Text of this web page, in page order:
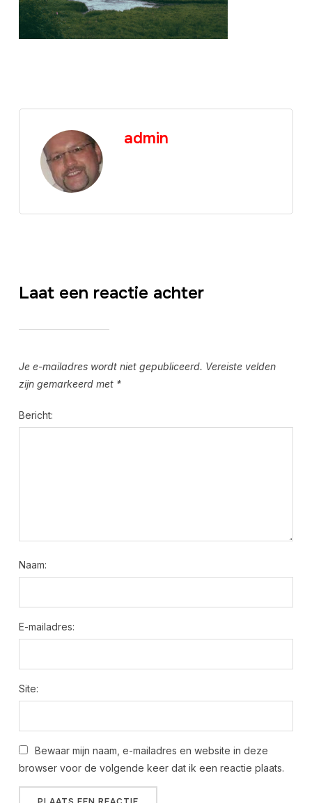
admin
Laat een reactie achter
Je e-mailadres wordt niet gepubliceerd. Vereiste velden
zijn gemarkeerd met *
Bericht:
Naam:
E-mailadres:
Site:
Bewaar mijn naam, e-mailadres en website in deze
browser voor de volgende keer dat ik een reactie plaats.